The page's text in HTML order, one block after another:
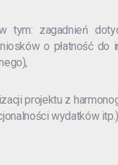
tym: zagadnień
o płatność do
projektu z
wydatków